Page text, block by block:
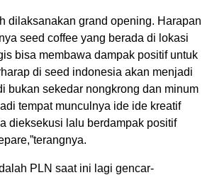
dilaksanakan grand opening. Harapan
seed coffee yang berada di lokasi
bisa membawa dampak positif untuk
di seed indonesia akan menjadi
bukan sekedar nongkrong dan minum
tempat munculnya ide ide kreatif
dieksekusi lalu berdampak positif
PLN saat ini lagi gencar-